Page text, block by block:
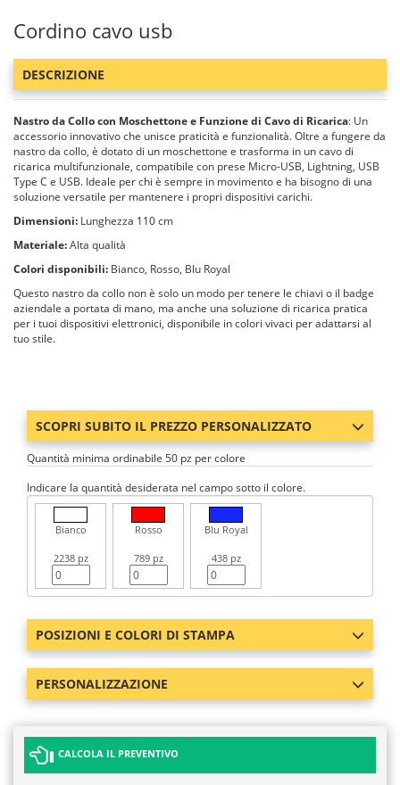
Cordino cavo usb
DESCRIZIONE
Nastro da Collo con Moschettone e Funzione di Cavo di Ricarica: Un
accessorio innovativo che unisce praticità e funzionalità. Oltre a fungere da
nastro da collo, è dotato di un moschettone e trasforma in un cavo di
ricarica multifunzionale, compatibile con prese Micro-USB, Lightning, USB
Type C e USB. Ideale per chi è sempre in movimento e ha bisogno di una
soluzione versatile per mantenere i propri dispositivi carichi.
Dimensioni: Lunghezza 110 cm
Materiale:Alta qualità
Colori disponibili: Bianco, Rosso, Blu Royal
Questo nastro da collo non è solo un modo per tenere le chiavi o il badge
aziendale a portata di mano, ma anche una soluzione di ricarica pratica
per i tuoi dispositivi elettronici, disponibile in colori vivaci per adattarsi al
tuo stile.
SCOPRI SUBITO IL PREZZO PERSONALIZZATO
Quantità minima ordinabile 50 pz per colore
Indicare la quantità desiderata nel campo sotto il colore.
Bianco
2238 pz
Rosso
789 pz
Blu Royal
438 pz
POSIZIONI E COLORI DI STAMPA
PERSONALIZZAZIONE
CALCOLA IL PREVENTIVO